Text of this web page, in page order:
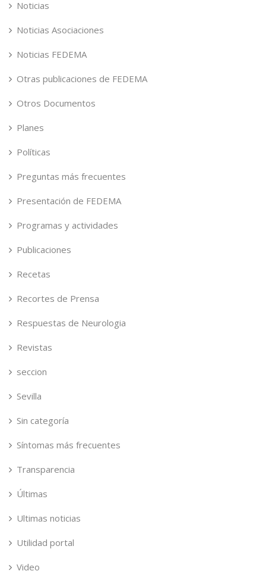
Noticias
Noticias Asociaciones
Noticias FEDEMA
Otras publicaciones de FEDEMA
Otros Documentos
Planes
Políticas
Preguntas más frecuentes
Presentación de FEDEMA
Programas y actividades
Publicaciones
Recetas
Recortes de Prensa
Respuestas de Neurologia
Revistas
seccion
Sevilla
Sin categoría
Síntomas más frecuentes
Transparencia
Últimas
Ultimas noticias
Utilidad portal
Video